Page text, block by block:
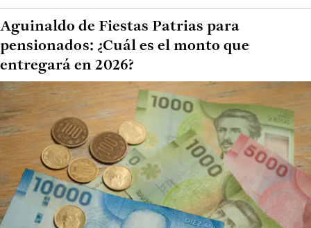
Aguinaldo de Fiestas Patrias para
pensionados: ¿Cuál es el monto que
entregará en 2026?